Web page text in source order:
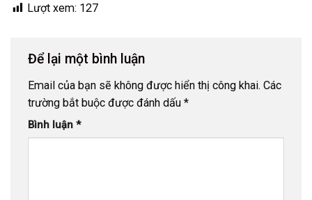
Lượt xem: 127
Để lại một bình luận
Email của bạn sẽ không được hiển thị công khai. Các
trường bắt buộc được đánh dấu *
Bình luận *